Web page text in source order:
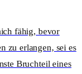
fähig, bevor
zu erlangen, sei es
Bruchteil eines